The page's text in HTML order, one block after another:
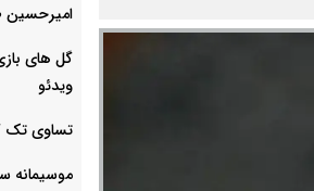
گل های
ویدئو
تساوی تک
موسیمانه